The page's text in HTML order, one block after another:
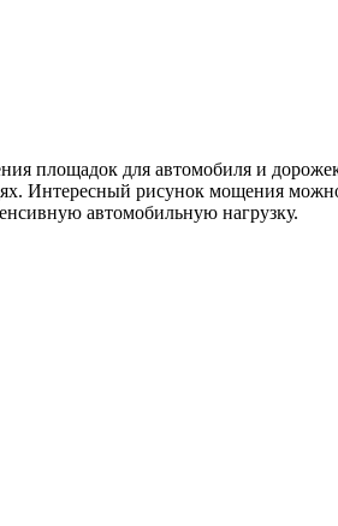
площадок для автомобиля и
Интересный рисунок мощения
автомобильную нагрузку.